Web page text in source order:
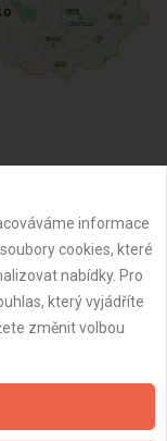
15:45:02
údajů
informace
cookies, které
nabídky. Pro
který vyjádříte
změnit volbou